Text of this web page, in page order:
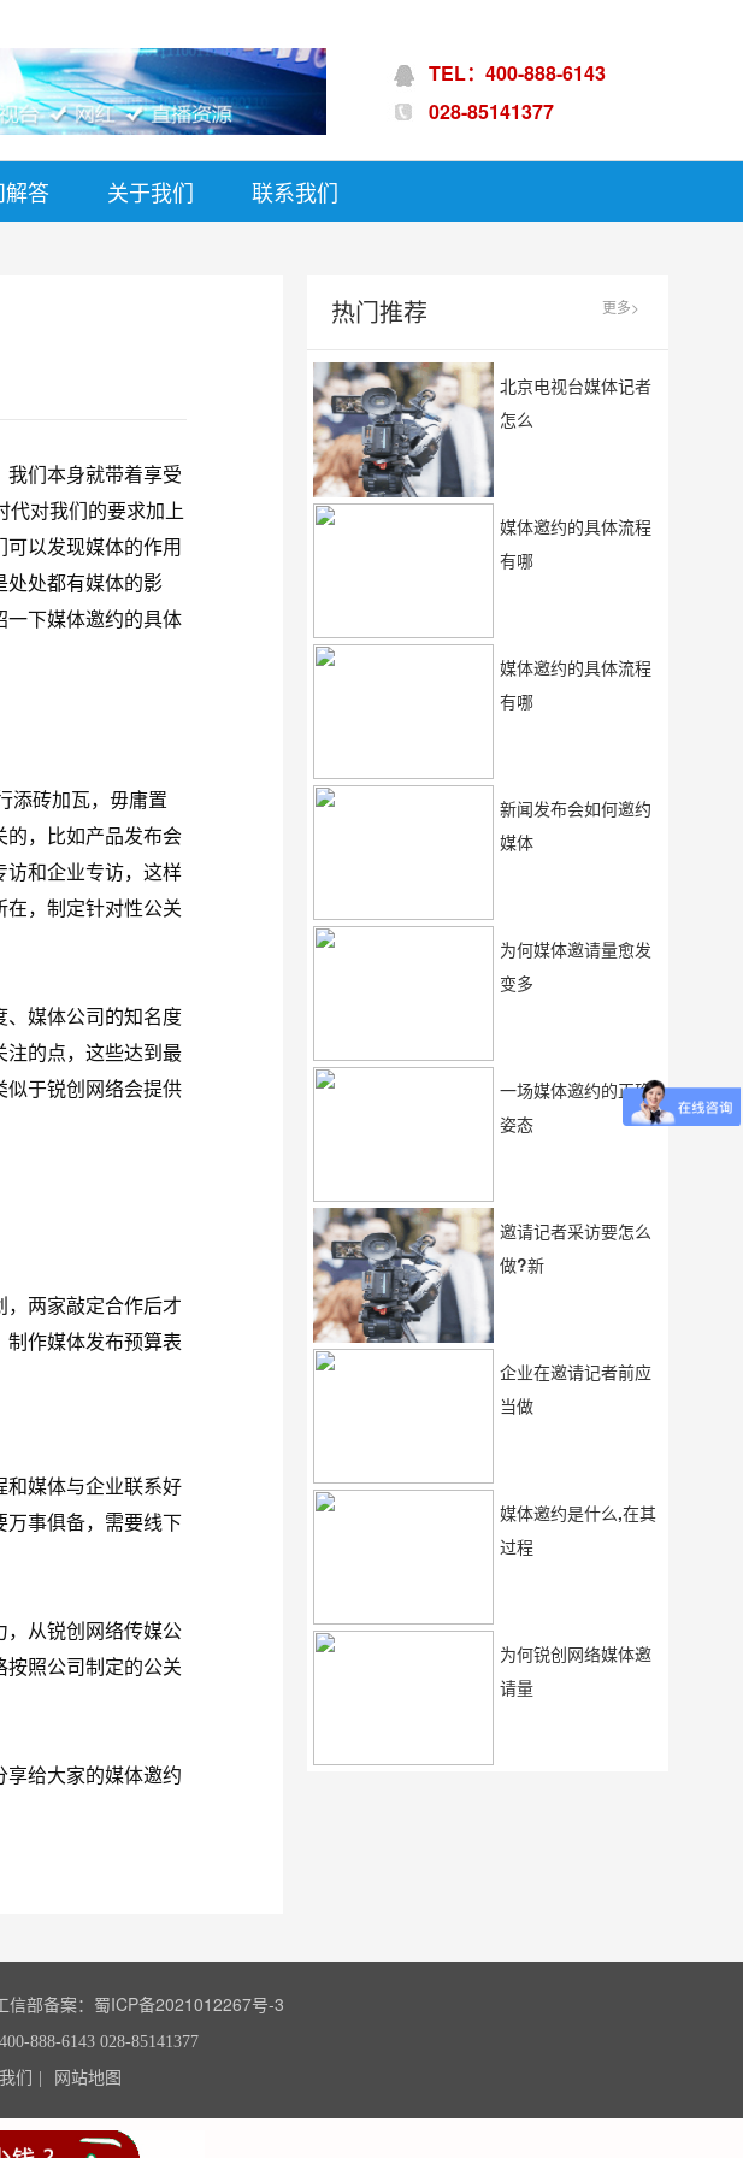
TEL：400-888-6143
028-85141377
答 关于我们 联系我们
们本身就带着享受
代对我们的要求加上
以发现媒体的作用
处处都有媒体的影
下媒体邀约的具体
砖加瓦，毋庸置
，比如产品发布会
访和企业专访，这样
，制定针对性公关
媒体公司的知名度
注的点，这些达到最
于锐创网络会提供
两家敲定合作后才
作媒体发布预算表
媒体与企业联系好
万事俱备，需要线下
从锐创网络传媒公
照公司制定的公关
给大家的媒体邀约
热门推荐 更多>
北京电视台媒体记者
怎么
媒体邀约的具体流程
有哪
媒体邀约的具体流程
有哪
新闻发布会如何邀约
媒体
为何媒体邀请量愈发
变多
一场媒体邀约的正确
姿态
邀请记者采访要怎么
做?新
企业在邀请记者前应
当做
媒体邀约是什么,在其
过程
为何锐创网络媒体邀
请量
部备案： 蜀ICP备2021012267号-3
888-6143 028-85141377
们 网站地图